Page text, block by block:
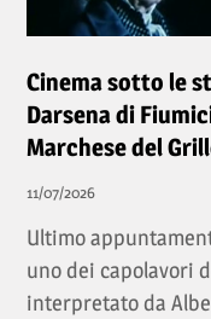
Cinema sotto le
Darsena di
Marchese del
11/07/2026
Ultimo
uno dei capolavori
interpretato da